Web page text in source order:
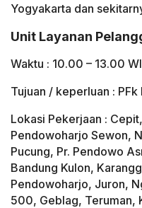
Yogyakarta dan
Unit Layanan
Waktu : 10.00 – 13.00
Tujuan / keperluan :
Lokasi Pekerjaan :
Pendowoharjo Sewon,
Pucung, Pr. Pendowo
Bandung Kulon,
Pendowoharjo, Juron,
500, Geblag, Teruman,